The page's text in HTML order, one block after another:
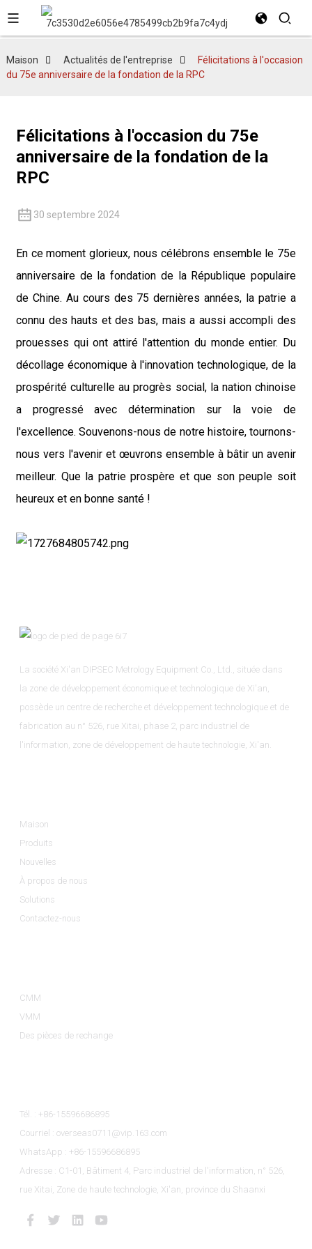
Maison Actualités de l'entreprise
Félicitations à l'occasion
du 75e anniversaire de la fondation de la RPC
Félicitations à l'occasion du 75e
anniversaire de la fondation de la
RPC
30 septembre 2024
En ce moment glorieux, nous célébrons ensemble le 75e
anniversaire de la fondation de la République populaire
de Chine. Au cours des 75 dernières années, la patrie a
connu des hauts et des bas, mais a aussi accompli des
prouesses qui ont attiré l'attention du monde entier. Du
décollage économique à l'innovation technologique, de la
prospérité culturelle au progrès social, la nation chinoise
a progressé avec détermination sur la voie de
l'excellence. Souvenons-nous de notre histoire, tournons-
nous vers l'avenir et œuvrons ensemble à bâtir un avenir
meilleur. Que la patrie prospère et que son peuple soit
heureux et en bonne santé !
La société Xi'an DIPSEC Metrology Equipment Co., Ltd., située dans
la zone de développement économique et technologique de Xi'an,
possède un centre de recherche et développement technologique et de
fabrication au n° 526, rue Xitai, phase 2, parc industriel de
l'information, zone de développement de haute technologie, Xi'an.
Maison
Produits
Nouvelles
À propos de nous
Solutions
Contactez-nous
CMM
VMM
Des pièces de rechange
Tél. : +86-15596686895
Courriel : overseas0711@vip.163.com
WhatsApp : +86-15596686895
Adresse : C1-01, Bâtiment 4, Parc industriel de l'information, n° 526,
rue Xitai, Zone de haute technologie, Xi'an, province du Shaanxi